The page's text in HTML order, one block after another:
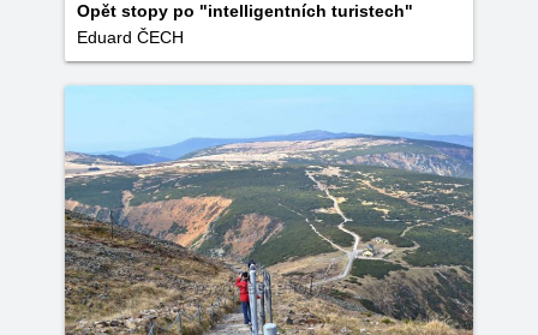
Opět stopy po "intelligentních turistech"
Eduard ČECH